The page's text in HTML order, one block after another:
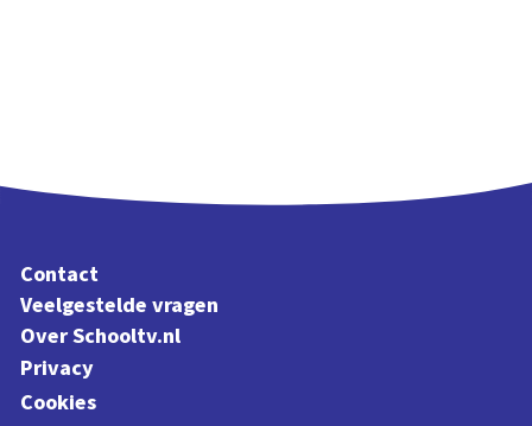
Contact
Veelgestelde vragen
Over Schooltv.nl
Privacy
Cookies